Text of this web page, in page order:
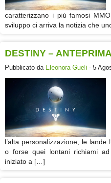
caratterizzano i più famosi
sviluppo ci arriva la notizia che
DESTINY – ANTEPRIMA
Pubblicato da Eleonora Gueli - 5
l’alta personalizzazione, le
o forse quei lontani richiami
iniziato a […]